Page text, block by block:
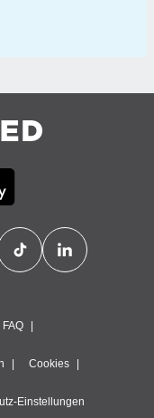
FAQ
Cookies
Einstellungen